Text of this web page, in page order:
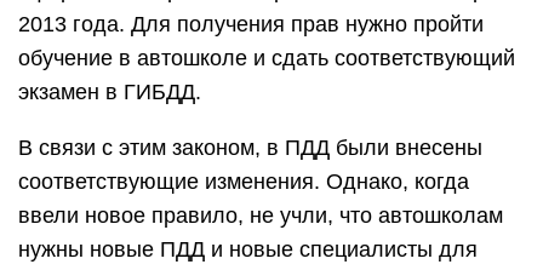
2013 года. Для получения прав нужно пройти
обучение в автошколе и сдать соответствующий
экзамен в ГИБДД.
В связи с этим законом, в ПДД были внесены
соответствующие изменения. Однако, когда
ввели новое правило, не учли, что автошколам
нужны новые ПДД и новые специалисты для